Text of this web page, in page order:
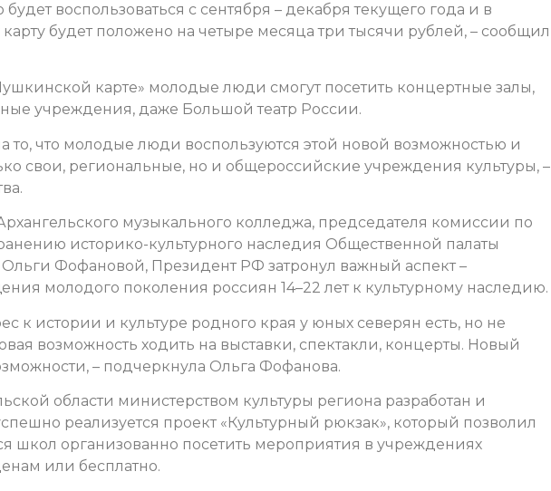
воспользоваться с сентября – декабря текущего года и в
будет положено на четыре месяца три тысячи рублей, – сообщил
карте» молодые люди смогут посетить концертные залы,
учреждения, даже Большой театр России.
то, что молодые люди воспользуются этой новой возможностью и
свои, региональные, но и общероссийские учреждения культуры, –
музыкального колледжа, председателя комиссии по
историко-культурного наследия Общественной палаты
Ольги Фофановой, Президент РФ затронул важный аспект –
молодого поколения россиян 14–22 лет к культурному наследию.
к истории и культуре родного края у юных северян есть, но не
возможность ходить на выставки, спектакли, концерты. Новый
– подчеркнула Ольга Фофанова.
области министерством культуры региона разработан и
реализуется проект «Культурный рюкзак», который позволил
школ организованно посетить мероприятия в учреждениях
или бесплатно.